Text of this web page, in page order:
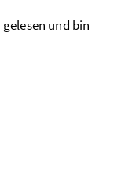
gelesen und bin